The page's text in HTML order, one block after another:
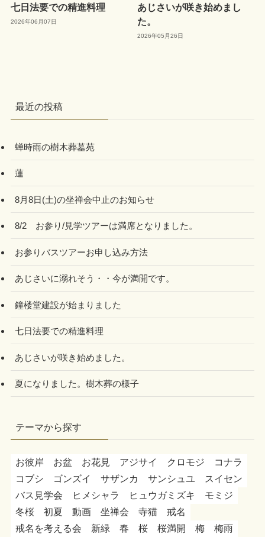
七日法要での精進料理
2026年06月07日
あじさいが咲き始めまし
た。
2026年05月26日
最近の投稿
蝉時雨の樹木葬墓苑
蓮
8月8日(土)の坐禅会中止のお知らせ
8/2 お参り/見学ツアーは満席となりました。
お参りバスツアーお申し込み方法
あじさいに溺れそう・・今が満開です。
鐘楼堂建設が始まりました
七日法要での精進料理
あじさいが咲き始めました。
夏になりました。樹木葬の様子
テーマから探す
お彼岸 お盆 お花見 アジサイ クロモジ
コナラ
コブシ
ゴンズイ サザンカ サンシュユ
スイセン
バス見学会
ヒメシャラ ヒュウガミズキ
モミジ
冬桜
初夏 動画 坐禅会 寺猫
戒名
戒名を考える会
新緑 春 桜 桜満開 梅
梅雨